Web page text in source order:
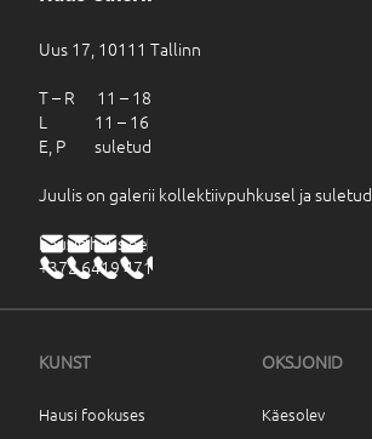
Uus 17, 10111 Tallinn
T – R 11 – 18
L 11 – 16
E, P suletud
Juulis on galerii kollektiivpuhkusel ja suletud
haus@haus.ee
+372 6419 471
KUNST
Hausi fookuses
OKSJONID
Käesolev